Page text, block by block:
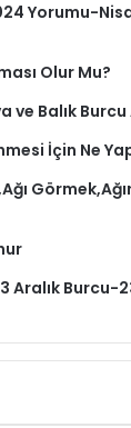
Yorumu-
Olur Mu?
ve Balık
İçin Ne
Aralık Burcu-